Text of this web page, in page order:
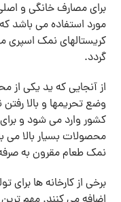
برای مصارف خانگی و
مورد استفاده می باشد
کریستالهای نمک
گردد.
از آنجایی که ید یکی از
وضع تحریمها و بالا
کشور وارد می شود و
محصولات بسیار بالا می
نمک طعام مقرون به
برخی از کارخانه ها